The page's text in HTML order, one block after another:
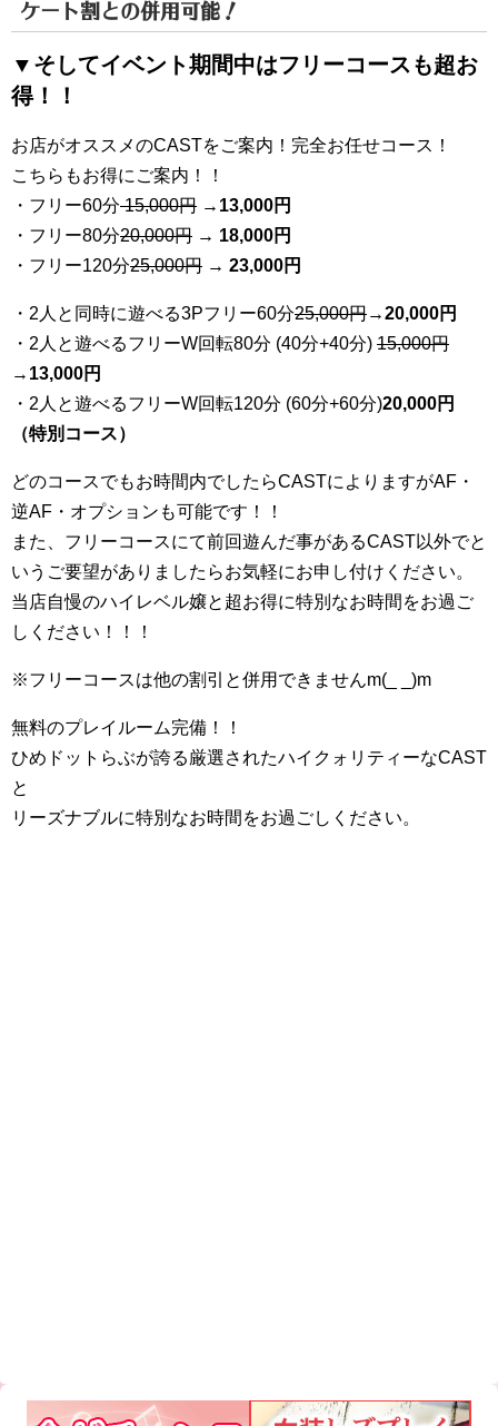
ケート割との併用可能！
▼そしてイベント期間中はフリーコースも超お
得！！
お店がオススメのCASTをご案内！完全お任せコース！
こちらもお得にご案内！！
・フリー60分15,000円 → 13,000円
・フリー80分20,000円 → 18,000円
・フリー120分25,000円 → 23,000円
・2人と同時に遊べる3Pフリー60分25,000円→20,000円
・2人と遊べるフリーW回転80分 (40分+40分) 15,000円
→ 13,000円
・2人と遊べるフリーW回転120分 (60分+60分)20,000円
（特別コース）
どのコースでもお時間内でしたらCASTによりますがAF・
逆AF・オプションも可能です！！
また、フリーコースにて前回遊んだ事があるCAST以外でと
いうご要望がありましたらお気軽にお申し付けください。
当店自慢のハイレベル嬢と超お得に特別なお時間をお過ご
しください！！！
※フリーコースは他の割引と併用できませんm(_ _)m
無料のプレイルーム完備！！
ひめドットらぶが誇る厳選されたハイクォリティーなCAST
と
リーズナブルに特別なお時間をお過ごしください。